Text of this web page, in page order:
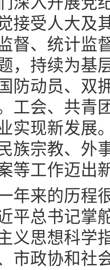
接受人大及
督、统计监
，持续为基
防动员、双
工会、共青
实现新发展
族宗教、外
等工作迈出
年来的历程
平总书记掌
义思想科学
市政协和社